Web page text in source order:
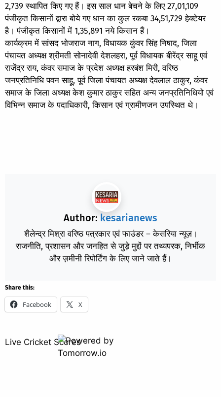
2,739 स्थापित किए गए हैं। इस साल धान बेचने के लिए 27,01,109
पंजीकृत किसानों द्वारा बोये गए धान का कुल रकबा 34,51,729 हेक्टेयर
है। पंजीकृत किसानों में 1,35,891 नये किसान हैं।
कार्यक्रम में सांसद भोजराज नाग, विधायक कुंवर सिंह निषाद, जिला
पंचायत अध्यक्ष श्रीमती सोनादेवी देशलहरा, पूर्व विधायक बीरेंद्र साहू एवं
राजेंद्र राय, कंवर समाज के प्रदेश अध्यक्ष हरबंश मिरी, वरिष्ठ
जनप्रतिनिधि पवन साहू, पूर्व जिला पंचायत अध्यक्ष देवलाल ठाकुर, कंवर
समाज के जिला अध्यक्ष केश कुमार ठाकुर सहित अन्य जनप्रतिनिधियो एवं
विभिन्न समाज के पदाधिकारी, किसान एवं ग्रामीणजन उपस्थित थे।
Author: kesarianews
शैलेन्द्र मिश्रा वरिष्ठ पत्रकार एवं फाउंडर – केसरिया न्यूज़।
राजनीति, प्रशासन और जनहित से जुड़े मुद्दों पर तथ्यपरक, निर्भीक
और ज़मीनी रिपोर्टिंग के लिए जाने जाते हैं।
Share this:
Facebook X
Live Cricket Scores